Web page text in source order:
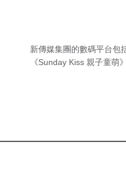
新傳媒集團的數碼平台包
《Sunday Kiss 親子童萌》